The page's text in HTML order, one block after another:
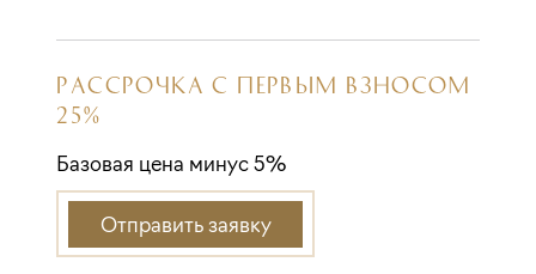
РАССРОЧКА С ПЕРВЫМ ВЗНОСОМ
25%
Базовая цена минус 5%
Отправить заявку